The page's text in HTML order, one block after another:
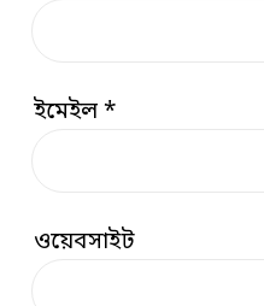
ইমেইল*
ওয়েবসাইট